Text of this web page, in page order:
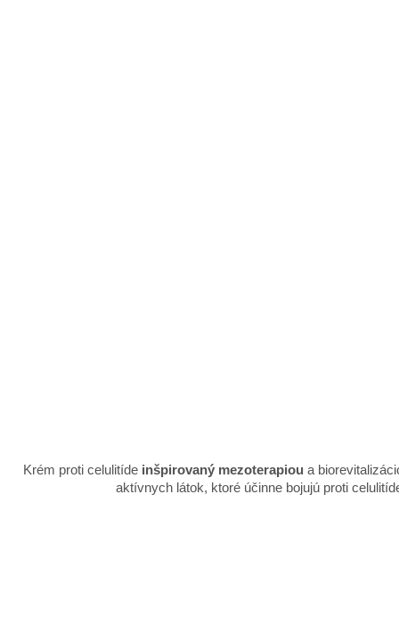
Krém proti celulitíde inšpirovaný mezoterapiou a
aktívnych látok, ktoré účinne bojujú proti